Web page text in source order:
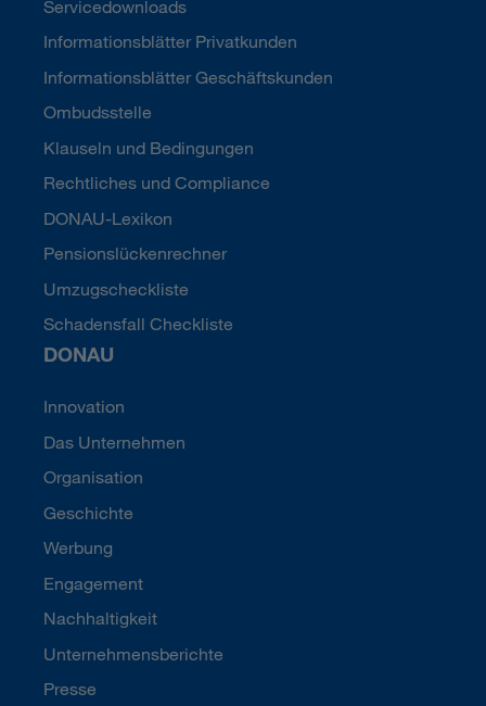
Servicedownloads
Informationsblätter Privatkunden
Informationsblätter Geschäftskunden
Ombudsstelle
Klauseln und Bedingungen
Rechtliches und Compliance
DONAU-Lexikon
Pensionslückenrechner
Umzugscheckliste
Schadensfall Checkliste
DONAU
Innovation
Das Unternehmen
Organisation
Geschichte
Werbung
Engagement
Nachhaltigkeit
Unternehmensberichte
Presse